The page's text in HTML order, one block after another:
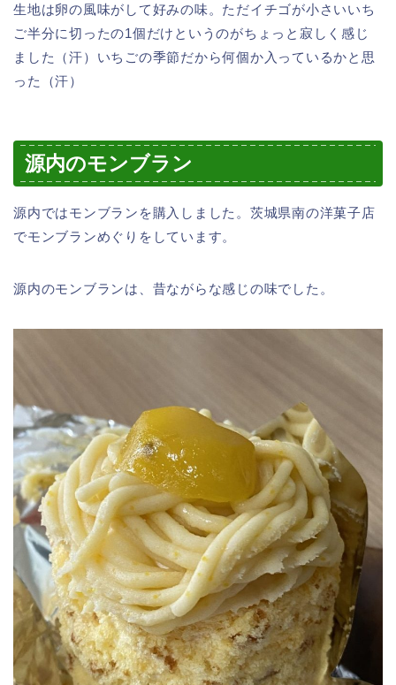
生地は卵の風味がして好みの味。ただイチゴが小さいいち
ご半分に切ったの1個だけというのがちょっと寂しく感じ
ました（汗）いちごの季節だから何個か入っているかと思
った（汗）
源内のモンブラン
源内ではモンブランを購入しました。茨城県南の洋菓子店
でモンブランめぐりをしています。
源内のモンブランは、昔ながらな感じの味でした。